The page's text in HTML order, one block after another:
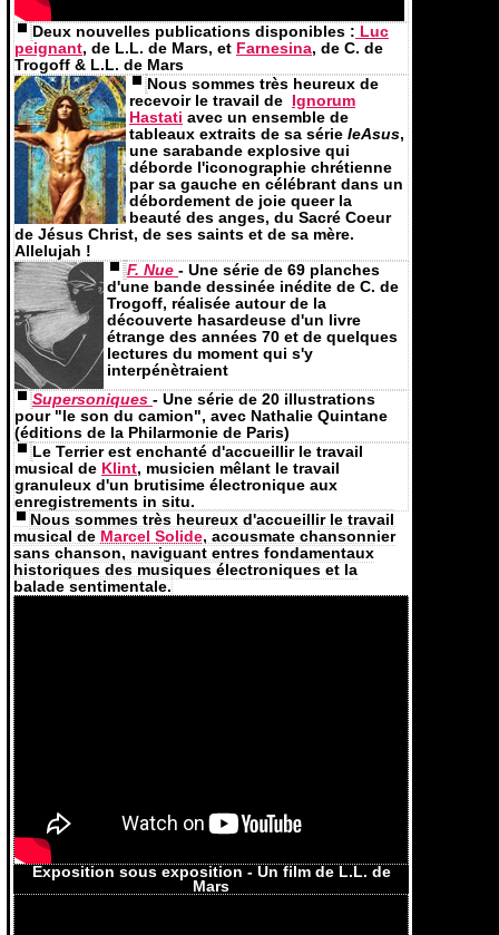
Deux nouvelles publications disponibles : Luc
peignant, de L.L. de Mars, et Farnesina, de C. de
Trogoff & L.L. de Mars
Nous sommes très heureux de
recevoir le travail de Ignorum
Hastati avec un ensemble de
tableaux extraits de sa série IeAsus,
une sarabande explosive qui
déborde l'iconographie chrétienne
par sa gauche en célébrant dans un
débordement de joie queer la
beauté des anges, du Sacré Coeur
de Jésus Christ, de ses saints et de sa mère.
Allelujah !
F. Nue - Une série de 69 planches
d'une bande dessinée inédite de C. de
Trogoff, réalisée autour de la
découverte hasardeuse d'un livre
étrange des années 70 et de quelques
lectures du moment qui s'y
interpénètraient
Supersoniques - Une série de 20 illustrations
pour "le son du camion", avec Nathalie Quintane
(éditions de la Philarmonie de Paris)
Le Terrier est enchanté d'accueillir le travail
musical de Klint, musicien mêlant le travail
granuleux d'un brutisime électronique aux
enregistrements in situ.
Nous sommes très heureux d'accueillir le travail
musical de Marcel Solide, acousmate chansonnier
sans chanson, naviguant entres fondamentaux
historiques des musiques électroniques et la
balade sentimentale.
Exposition sous exposition - Un film de L.L. de
Mars